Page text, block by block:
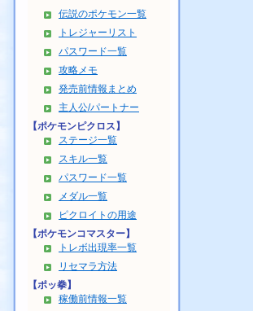
伝説のポケモン一覧
トレジャーリスト
パスワード一覧
攻略メモ
発売前情報まとめ
主人公/パートナー
【ポケモンピクロス】
ステージ一覧
スキル一覧
パスワード一覧
メダル一覧
ピクロイトの用途
【ポケモンコマスター】
トレボ出現率一覧
リセマラ方法
【ポッ拳】
稼働前情報一覧